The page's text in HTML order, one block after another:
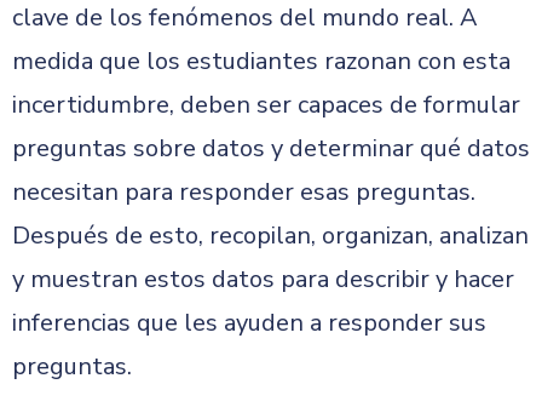
clave de los fenómenos del mundo real. A
medida que los estudiantes razonan con esta
incertidumbre, deben ser capaces de formular
preguntas sobre datos y determinar qué datos
necesitan para responder esas preguntas.
Después de esto, recopilan, organizan, analizan
y muestran estos datos para describir y hacer
inferencias que les ayuden a responder sus
preguntas.